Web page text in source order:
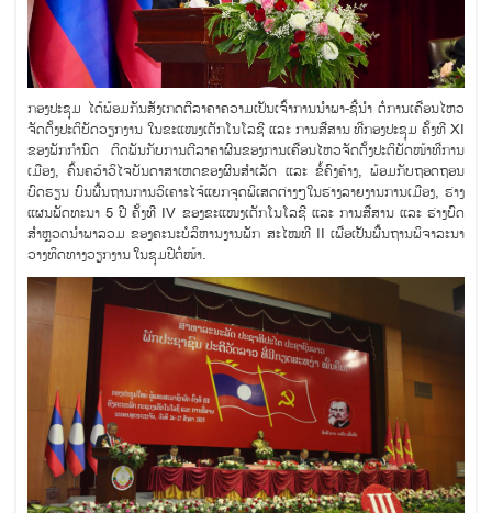
ກອງປະຊຸມ ໄດ້ພ້ອມກັນສັງເກດຕີລາຄາຄວາມເປັນເຈົ້າການນໍາພາ-ຊີ້ນໍາ ຕໍ່ການເຄື່ອນໄຫວ
ຈັດຕັ້ງປະຕິບັດວຽກງານ ໃນຂະແໜງເຕັກໂນໂລຊີ ແລະ ການສື່ສານ ທີ່ກອງປະຊຸມ ຄັ້ງທີ XI
ຂອງພັກກໍານົດ ຕິດພັນກັບການຕີລາຄາຜົນຂອງການເຄື່ອນໄຫວຈັດຕັ້ງປະຕິບັດໜ້າທີ່ການ
ເມືອງ, ຄົ້ນຄວ້າວິໄຈບັນດາສາເຫດຂອງຜົນສໍາເລັດ ແລະ ຂໍ້ຄົງຄ້າງ, ພ້ອມກັບຖອດຖອນ
ບົດຮຽນ ບົນພື້ນຖານການວິເຄາະໄຈ້ແຍກຈຸດພິເສດຕ່າງໆໃນຮ່າງລາຍງານການເມືອງ, ຮ່າງ
ແຜນພັດທະນາ 5 ປີ ຄັ້ງທີ IV ຂອງຂະແໜງເຕັກໂນໂລຊີ ແລະ ການສື່ສານ ແລະ ຮ່າງບົດ
ສຳຫຼວດນຳພາລວມ ຂອງຄະນະບໍລິຫານງານພັກ ສະໄໝທີ II ເພື່ອເປັນພື້ນຖານພິຈາລະນາ
ວາງທິດທາງວຽກງານ ໃນຊຸມປີຕໍ່ໜ້າ.